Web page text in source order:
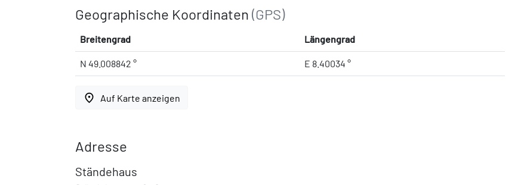
Geographische Koordinaten (GPS)
Breitengrad Längengrad
N 49.008842 ° E 8.40034 °
place Auf Karte anzeigen
Adresse
Ständehaus